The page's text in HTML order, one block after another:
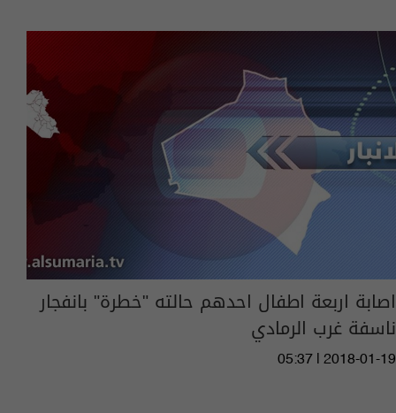
اصابة اربعة اطفال احدهم حالته "خطرة" بانفجار
ناسفة غرب الرمادي
05:37 | 2018-01-19